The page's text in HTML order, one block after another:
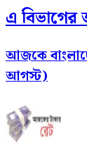
এ বিভাগের
আজকে
আগস্ট)